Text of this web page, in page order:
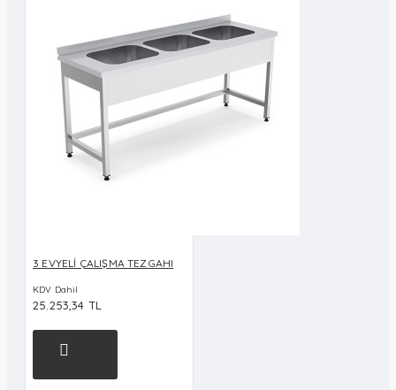
3 EVYELİ ÇALIŞMA TEZGAHI
KDV Dahil
25.253,34 TL